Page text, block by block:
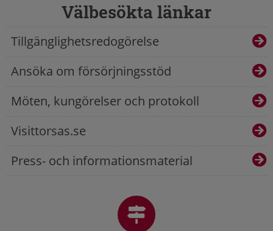
Välbesökta länkar
Tillgänglighetsredogörelse
Ansöka om försörjningsstöd
Möten, kungörelser och protokoll
Visittorsas.se
Press- och informationsmaterial